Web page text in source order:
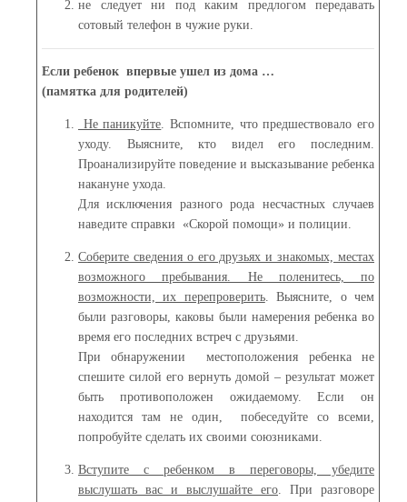
не следует ни под каким предлогом передавать
сотовый телефон в чужие руки.
Если ребенок впервые ушел из дома …
(памятка для родителей)
Не паникуйте. Вспомните, что предшествовало его
уходу. Выясните, кто видел его последним.
Проанализируйте поведение и высказывание ребенка
накануне ухода.
Для исключения разного рода несчастных случаев
наведите справки «Скорой помощи» и полиции.
Соберите сведения о его друзьях и знакомых, местах
возможного пребывания. Не поленитесь, по
возможности, их перепроверить. Выясните, о чем
были разговоры, каковы были намерения ребенка во
время его последних встреч с друзьями.
При обнаружении местоположения ребенка не
спешите силой его вернуть домой – результат может
быть противоположен ожидаемому. Если он
находится там не один, побеседуйте со всеми,
попробуйте сделать их своими союзниками.
Вступите с ребенком в переговоры, убедите
выслушать вас и выслушайте его. При разговоре